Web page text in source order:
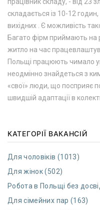
складається із 10-12
вихідних . Є можливість
Багато фірм приймають на
житло на час
Польщі працюють чимало
неодмінно знайдеться з
«свої» люди, що посприяє
швидшій адаптації в
КАТЕГОРІЇ ВАКАНСІЙ
Для чоловіків (1013)
Для жінок (502)
Робота в Польщі без
Для сімейних пар (163)